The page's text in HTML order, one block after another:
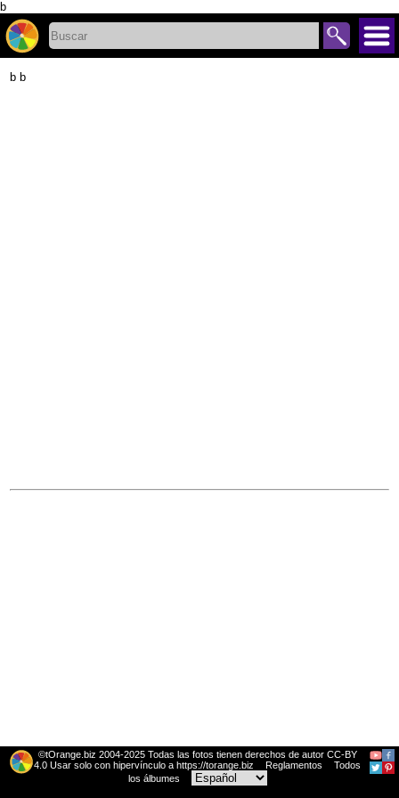
b
b b
©tOrange.biz 2004-2025 Todas las fotos tienen derechos de autor CC-BY
4.0 Usar solo con hipervínculo a https://torange.biz
Reglamentos
Todos
los álbumes